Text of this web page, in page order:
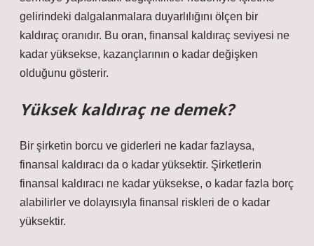
gelirindeki dalgalanmalara duyarlılığını ölçen bir
kaldıraç oranıdır. Bu oran, finansal kaldıraç seviyesi ne
kadar yüksekse, kazançlarının o kadar değişken
olduğunu gösterir.
Yüksek kaldıraç ne demek?
Bir şirketin borcu ve giderleri ne kadar fazlaysa,
finansal kaldıracı da o kadar yüksektir. Şirketlerin
finansal kaldıracı ne kadar yüksekse, o kadar fazla borç
alabilirler ve dolayısıyla finansal riskleri de o kadar
yüksektir.